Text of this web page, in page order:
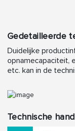
Gedetailleerde
Duidelijke
opnamecapaciteit,
etc. kan in de
Technische